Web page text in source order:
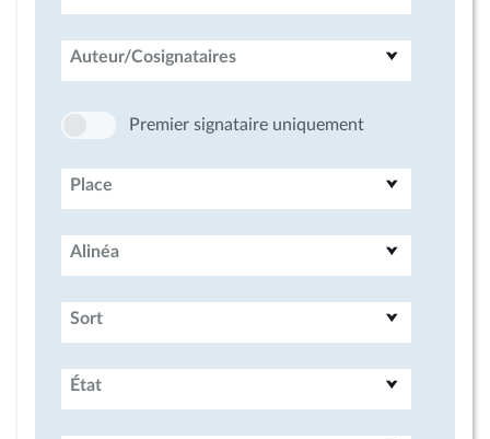
Auteur/Cosignataires
Premier signataire uniquement
Place
Alinéa
Sort
État